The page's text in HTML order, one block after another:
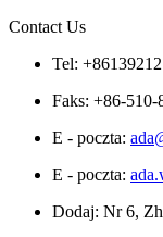
Contact Us
Tel:
Faks: +86-510-
E - poczta:
E - poczta:
Dodaj: Nr 6,